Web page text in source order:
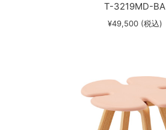
T-3219MD-BA
¥49,500 (税込)